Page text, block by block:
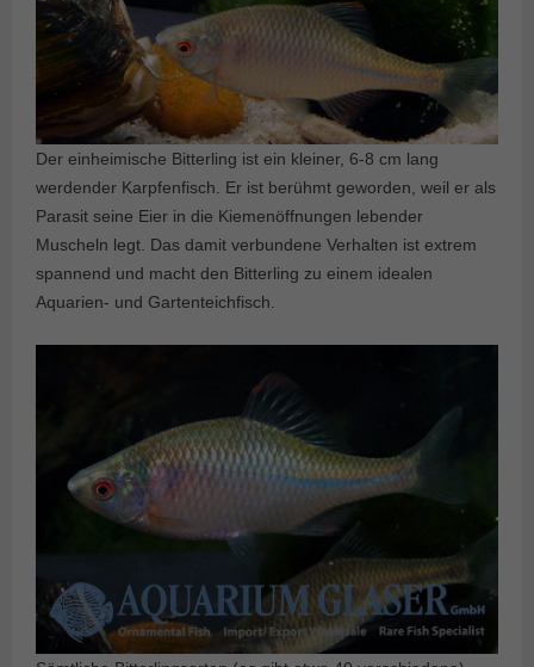
Der einheimische Bitterling ist ein kleiner, 6-8 cm lang
werdender Karpfenfisch. Er ist berühmt geworden, weil er als
Parasit seine Eier in die Kiemenöffnungen lebender
Muscheln legt. Das damit verbundene Verhalten ist extrem
spannend und macht den Bitterling zu einem idealen
Aquarien- und Gartenteichfisch.